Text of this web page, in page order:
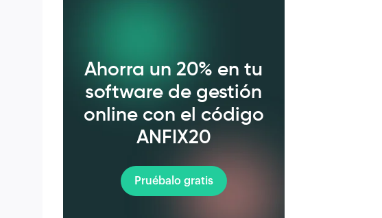
Ahorra un 20% en tu
software de gestión
online con el código
ANFIX20
Pruébalo gratis